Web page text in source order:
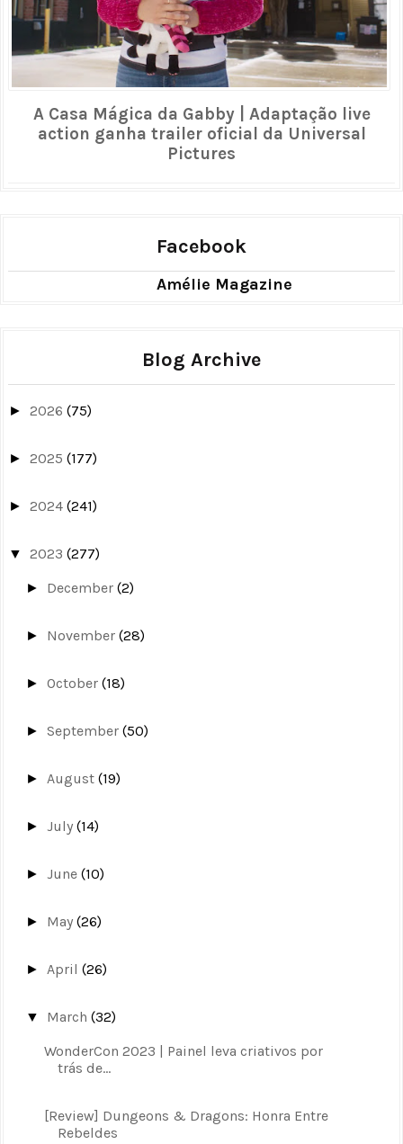
A Casa Mágica da Gabby | Adaptação live
action ganha trailer oficial da Universal
Pictures
Facebook
Amélie Magazine
Blog Archive
► 2026 (75)
► 2025 (177)
► 2024 (241)
▼ 2023 (277)
► December(2)
► November(28)
►October(18)
►September(50)
► August(19)
►July(14)
►June(10)
► May(26)
► April(26)
▼ March(32)
WonderCon 2023 | Painel leva criativos por
trás de...
[Review] Dungeons & Dragons: Honra Entre
Rebeldes